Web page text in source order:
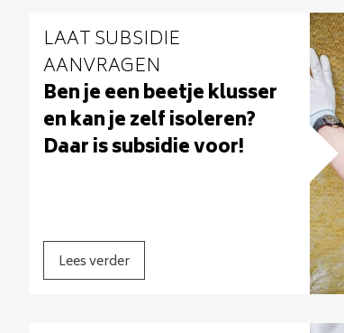
LAAT SUBSIDIE
AANVRAGEN
Ben je een beetje klusser
en kan je zelf isoleren?
Daar is subsidie voor!
Lees verder